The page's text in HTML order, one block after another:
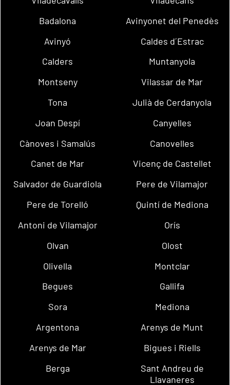
Badalona
Avinyonet del Penedès
Avinyó
Caldes d´Estrac
Calders
Muntanyola
Montseny
Vilassar de Mar
Tona
Julià de Cerdanyola
Joan Despí
Canyelles
Cànoves i Samalús
Canovelles
Canet de Mar
Vicenç de Castellet
Salvador de Guardiola
Pere de Vilamajor
Pere de Torelló
Quintí de Mediona
Antoni de Vilamajor
Orís
Olvan
Olost
Olivella
Montclar
Begues
Gallifa
Sora
Mediona
Argentona
Arenys de Munt
Arenys de Mar
Bigues i Riells
Berga
Sant Andreu de
Llavaneres